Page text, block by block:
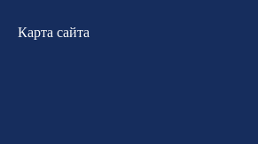
Карта сайта